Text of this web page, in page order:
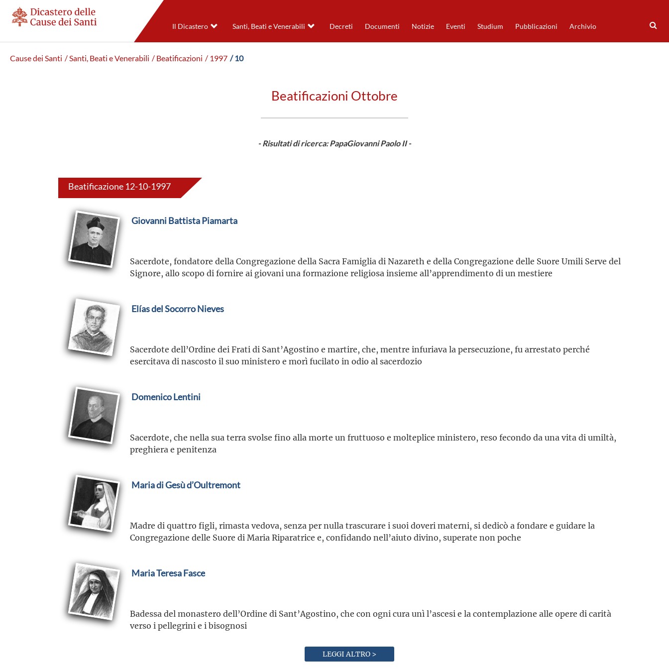
Il Dicastero Santi, Beati e Venerabili Decreti Documenti Notizie Eventi Studium Pubblicazioni Archivio
Cause dei Santi / Santi, Beati e Venerabili / Beatificazioni / 1997 / 10
Beatificazioni Ottobre
- Risultati di ricerca: PapaGiovanni Paolo II -
Beatificazione 12-10-1997
Giovanni Battista Piamarta
Sacerdote, fondatore della Congregazione della Sacra Famiglia di Nazareth e della Congregazione delle Suore Umili Serve del
Signore, allo scopo di fornire ai giovani una formazione religiosa insieme all’apprendimento di un mestiere
Elías del Socorro Nieves
Sacerdote dell’Ordine dei Frati di Sant’Agostino e martire, che, mentre infuriava la persecuzione, fu arrestato perché
esercitava di nascosto il suo ministero e morì fucilato in odio al sacerdozio
Domenico Lentini
Sacerdote, che nella sua terra svolse fino alla morte un fruttuoso e molteplice ministero, reso fecondo da una vita di umiltà,
preghiera e penitenza
Maria di Gesù d’Oultremont
Madre di quattro figli, rimasta vedova, senza per nulla trascurare i suoi doveri materni, si dedicò a fondare e guidare la
Congregazione delle Suore di Maria Riparatrice e, confidando nell’aiuto divino, superate non poche
Maria Teresa Fasce
Badessa del monastero dell’Ordine di Sant’Agostino, che con ogni cura unì l’ascesi e la contemplazione alle opere di carità
verso i pellegrini e i bisognosi
LEGGI ALTRO >